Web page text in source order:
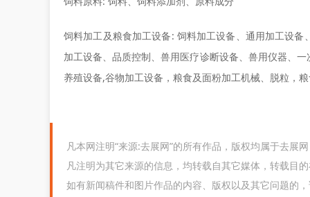
饲料加工及粮食加工设备: 饲料加工设备、通用加工设
加工设备、品质控制、兽用医疗诊断设备、兽用仪器、
养殖设备,谷物加工设备，粮食及面粉加工机械、脱粒，
凡本网注明“来源:去展网”的所有作品，版权均属于去展
凡注明为其它来源的信息，均转载自其它媒体，转载目
如有新闻稿件和图片作品的内容、版权以及其它问题的